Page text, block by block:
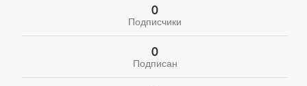
0
Подписчики
0
Подписан